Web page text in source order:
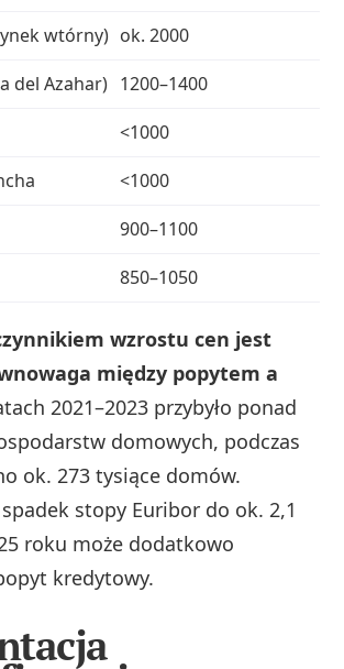
wtórny) ok. 2000
del Azahar) 1200–1400
<1000
<1000
900–1100
850–1050
wzrostu cen jest
między popytem a
2021–2023 przybyło ponad
domowych, podczas
ok. 273 tysiące domów.
stopy Euribor do ok. 2,1
roku może dodatkowo
kredytowy.